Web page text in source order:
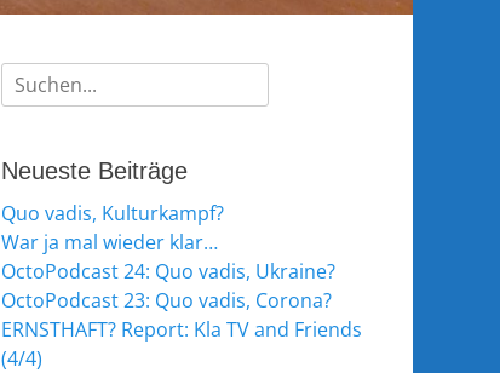
Suche
nach:
Neueste Beiträge
Quo vadis, Kulturkampf?
War ja mal wieder klar…
OctoPodcast 24: Quo vadis, Ukraine?
OctoPodcast 23: Quo vadis, Corona?
ERNSTHAFT? Report: Kla TV and Friends
(4/4)